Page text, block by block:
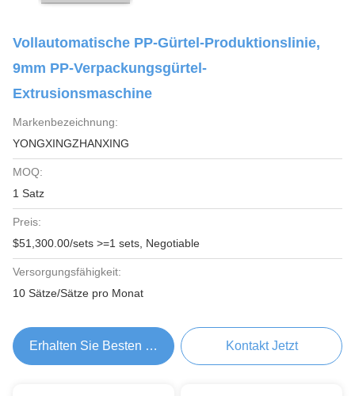
Vollautomatische PP-Gürtel-Produktionslinie,
9mm PP-Verpackungsgürtel-
Extrusionsmaschine
Markenbezeichnung:
YONGXINGZHANXING
MOQ:
1 Satz
Preis:
$51,300.00/sets >=1 sets, Negotiable
Versorgungsfähigkeit:
10 Sätze/Sätze pro Monat
Erhalten Sie Besten Preis Kontakt Jetzt